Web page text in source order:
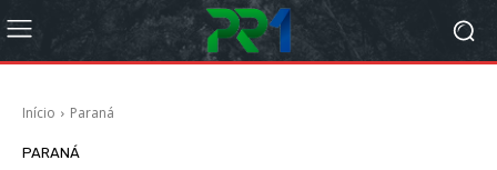
Início Paraná
PARANÁ